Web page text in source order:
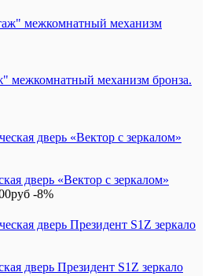
межкомнатный механизм бронза.
дверь «Вектор с зеркалом»
-8%
дверь Президент S1Z зеркало